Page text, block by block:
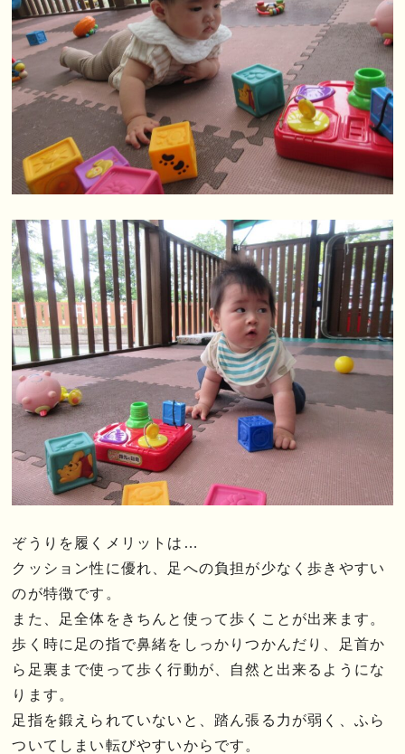
ぞうりを履くメリットは…
クッション性に優れ、足への負担が少なく歩きやすい
のが特徴です。
また、足全体をきちんと使って歩くことが出来ます。
歩く時に足の指で鼻緒をしっかりつかんだり、足首か
ら足裏まで使って歩く行動が、自然と出来るようにな
ります。
足指を鍛えられていないと、踏ん張る力が弱く、ふら
ついてしまい転びやすいからです。